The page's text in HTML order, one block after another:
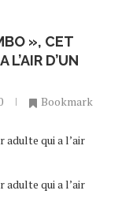
», CET
D’UN
Bookmark
adulte qui a l’air
adulte qui a l’air